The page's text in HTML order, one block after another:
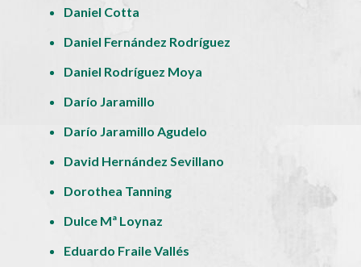
Daniel Cotta
Daniel Fernández Rodríguez
Daniel Rodríguez Moya
Darío Jaramillo
Darío Jaramillo Agudelo
David Hernández Sevillano
Dorothea Tanning
Dulce Mª Loynaz
Eduardo Fraile Vallés